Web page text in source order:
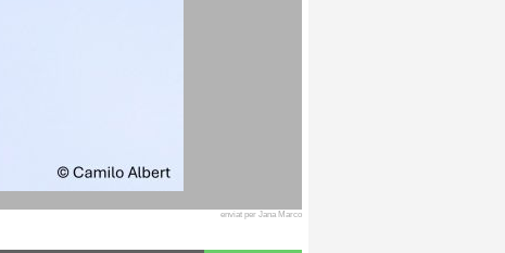
enviat per Jana Marco